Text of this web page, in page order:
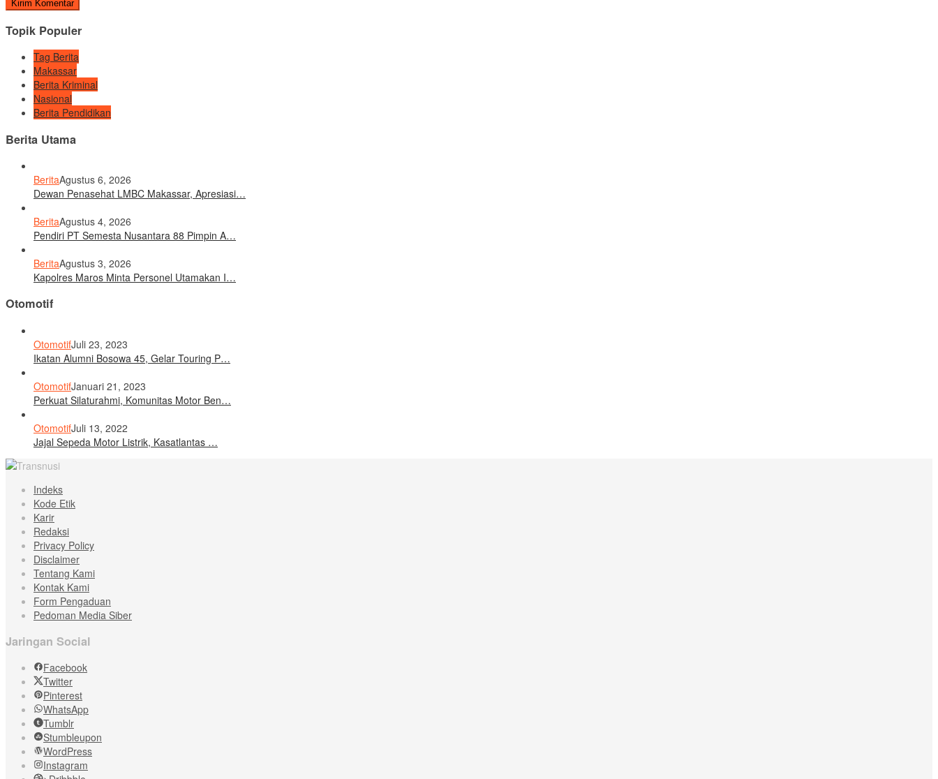
Topik Populer
Tag Berita
Makassar
Berita Kriminal
Nasional
Berita Pendidikan
Berita Utama
BeritaAgustus 6, 2026
Dewan Penasehat LMBC Makassar, Apresiasi…
BeritaAgustus 4, 2026
Pendiri PT Semesta Nusantara 88 Pimpin A…
BeritaAgustus 3, 2026
Kapolres Maros Minta Personel Utamakan I…
Otomotif
OtomotifJuli 23, 2023
Ikatan Alumni Bosowa 45, Gelar Touring P…
OtomotifJanuari 21, 2023
Perkuat Silaturahmi, Komunitas Motor Ben…
OtomotifJuli 13, 2022
Jajal Sepeda Motor Listrik, Kasatlantas …
Indeks
Kode Etik
Karir
Redaksi
Privacy Policy
Disclaimer
Tentang Kami
Kontak Kami
Form Pengaduan
Pedoman Media Siber
Jaringan Social
Facebook
Twitter
Pinterest
WhatsApp
Tumblr
Stumbleupon
WordPress
Instagram